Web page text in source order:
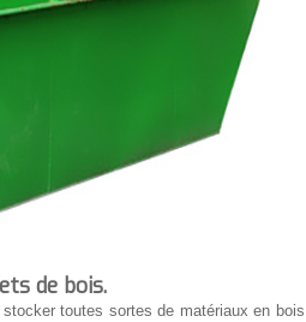
de bois.
toutes sortes de matériaux en bois